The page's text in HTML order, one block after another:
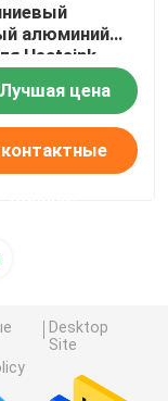
алюминий
Heatsink
трубы
Knurled
45mm 70mm
Лучшая цена
контактные
Desktop
Site